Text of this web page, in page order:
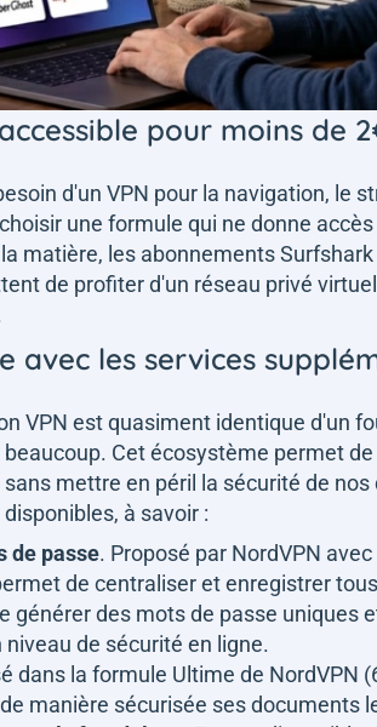
pour moins de
d'un VPN pour la navigation, le
une formule qui ne donne accès
la matière, les abonnements
de profiter d'un réseau privé
avec les services
VPN est quasiment identique d'un
Cet écosystème permet
mettre en péril la sécurité de nos
à savoir :
de passe. Proposé par NordVPN
de centraliser et enregistrer
générer des mots de passe uniques
de sécurité en ligne.
dans la formule Ultime de NordVPN
manière sécurisée ses documents